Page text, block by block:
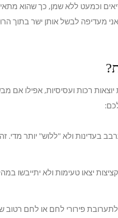
וכמעט ללא שמן, כך שהוא
מעדיפה לבשל אותן ישר בתוך
רכות ועסיסיות, אפילו אם
בעדינות ולא "ללוש" יותר מדי.
יצאו טעימות ולא יתייבשו
פירורי לחם או לחם רטוב